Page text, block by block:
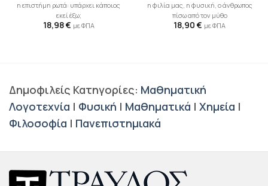
η επιστήμη ρωτά: υπάρχει κάποιος
εκεί έξω;
18,98€ με ΦΠΑ
η φιλία μας, η φυσική, ο άνθρωπος
πίσω από τον μύθο
18,90 € με ΦΠΑ
Δημοφιλείς Κατηγορίες: Μαθηματική
Λογοτεχνία | Φυσική | Μαθηματικά | Χημεία |
Φιλοσοφία | Πανεπιστημιακά